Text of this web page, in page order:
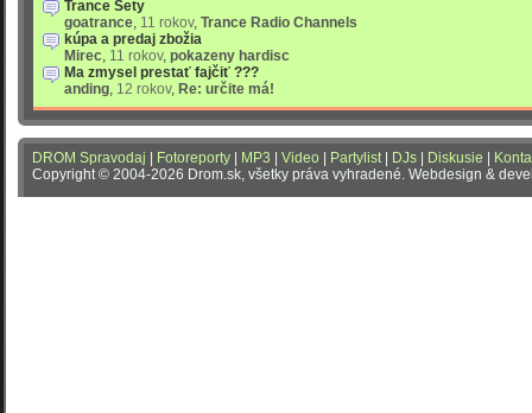
Trance Sety
goatrance, 11 rokov, Trance Radio Channels
kúpa a predaj zbožia
Mirec, 11 rokov, pokazeny hardisc
Ma zmysel prestať fajčiť ???
anding, 12 rokov, Re: určite má!
DROM Spravodaj Fotoreporty MP3 Video Partylist| DJs Diskusie
Copyright © 2004-2026 Drom.sk, všetky práva vyhradené. Webdesign &